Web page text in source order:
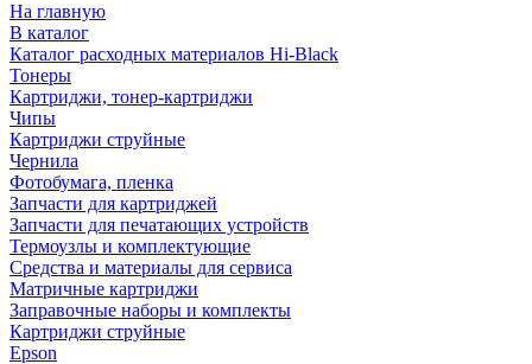
На главную
В каталог
Каталог расходных материалов Hi-Black
Тонеры
Картриджи, тонер-картриджи
Чипы
Картриджи струйные
Чернила
Фотобумага, пленка
Запчасти для картриджей
Запчасти для печатающих устройств
Термоузлы и комплектующие
Средства и материалы для сервиса
Матричные картриджи
Заправочные наборы и комплекты
Картриджи струйные
Epson